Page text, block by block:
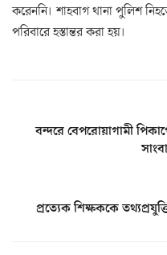
করেননি। শাহবাগ থানা পুলিশ
পরিবারে হস্তান্তর করা হয়।
বন্দরে বেপরোয়াগামী
প্রত্যেক শিক্ষককে